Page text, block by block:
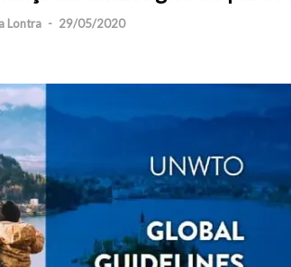
Lontra - 29/05/2020